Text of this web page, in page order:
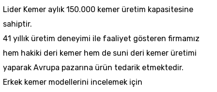
Lider Kemer aylık 150.000 kemer üretim kapasitesine
sahiptir.
41 yıllık üretim deneyimi ile faaliyet gösteren firmamız
hem hakiki deri kemer hem de suni deri kemer üretimi
yaparak Avrupa pazarına ürün tedarik etmektedir.
Erkek kemer modellerini incelemek için